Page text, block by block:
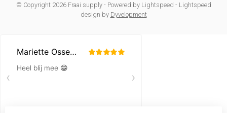
© Copyright 2026 Fraai supply- Powered by Lightspeed - Lightspeed
design by Dyvelopment